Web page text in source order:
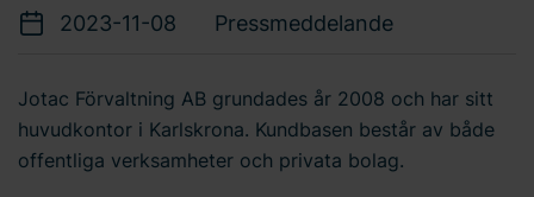
2023-11-08 Pressmeddelande
Jotac Förvaltning AB grundades år 2008 och har sitt
huvudkontor i Karlskrona. Kundbasen består av både
offentliga verksamheter och privata bolag.